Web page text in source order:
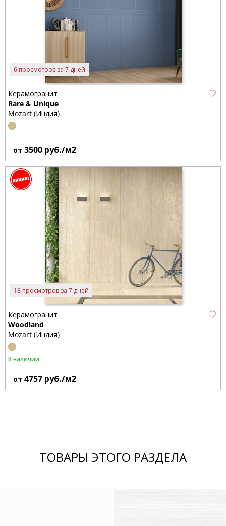
6 просмотров за 7 дней
Керамогранит
Rare & Unique
Mozart (Индия)
от 3500 руб./м2
18 просмотров за 7 дней
Керамогранит
Woodland
Mozart (Индия)
В наличии
от 4757 руб./м2
ТОВАРЫ ЭТОГО РАЗДЕЛА